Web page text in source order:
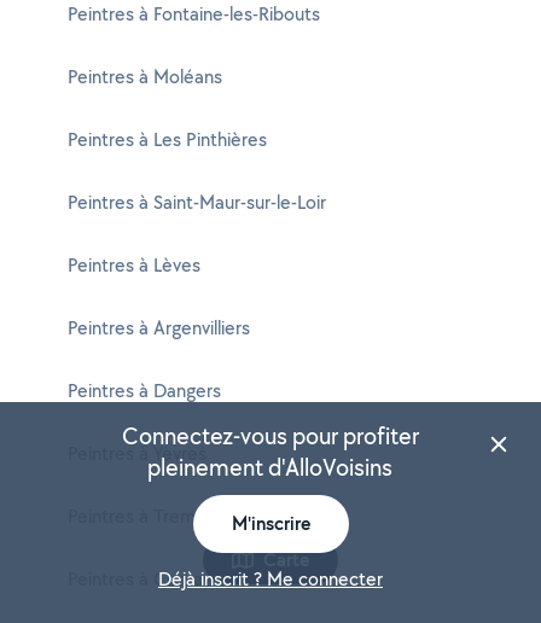
Peintres à Fontaine-les-Ribouts
Peintres à Moléans
Peintres à Les Pinthières
Peintres à Saint-Maur-sur-le-Loir
Peintres à Lèves
Peintres à Argenvilliers
Peintres à Dangers
Peintres à Yèvres
Peintres à Tremblay-les-Villages
Peintres à Cernay
Carte
Connectez-vous pour profiter
pleinement d'AlloVoisins
M'inscrire
Déjà inscrit ? Me connecter